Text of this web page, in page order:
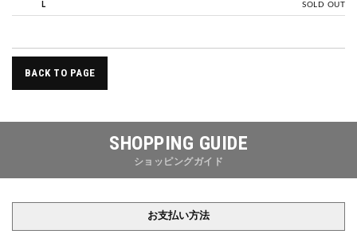
L SOLD OUT
BACK TO PAGE
SHOPPING GUIDE
ショッピングガイド
お支払い方法